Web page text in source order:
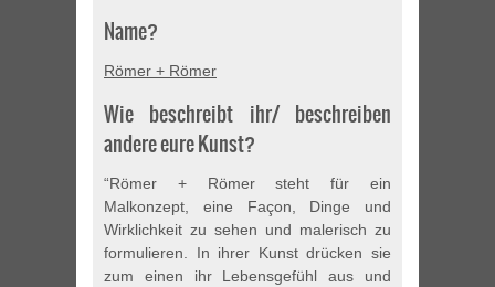
Name?
Römer + Römer
Wie beschreibt ihr/ beschreiben
andere eure Kunst?
“Römer + Römer steht für ein
Malkonzept, eine Façon, Dinge und
Wirklichkeit zu sehen und malerisch zu
formulieren. In ihrer Kunst drücken sie
zum einen ihr Lebensgefühl aus und